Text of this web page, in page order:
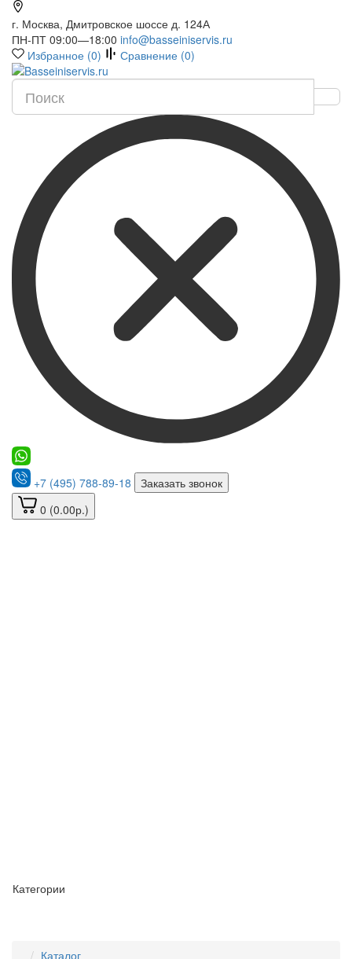
г. Москва, Дмитровское шоссе д. 124А
ПН-ПТ 09:00—18:00 info@basseiniservis.ru
Избранное (0) Сравнение (0)
+7 (495) 788-89-18
Заказать звонок
0 (0.00р.)
Категории
Каталог